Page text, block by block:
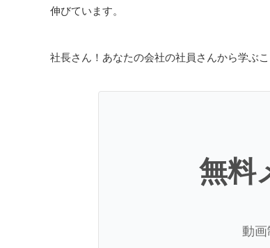
伸びています。
社長さん！あなたの会社の社員さんから学ぶ
無料
動画